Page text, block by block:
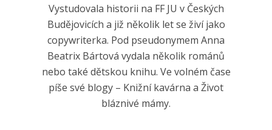
Vystudovala historii na FF JU v Českých
Budějovicích a již několik let se živí jako
copywriterka. Pod pseudonymem Anna
Beatrix Bártová vydala několik románů
nebo také dětskou knihu. Ve volném čase
píše své blogy – Knižní kavárna a Život
bláznivé mámy.